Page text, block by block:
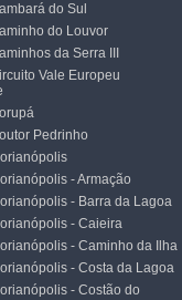
do Sul
do Louvor
da Serra III
Vale Europeu
Pedrinho
- Armação
- Barra da Lagoa
- Caieira
- Caminho da Ilha
- Costa da Lagoa
- Costão do